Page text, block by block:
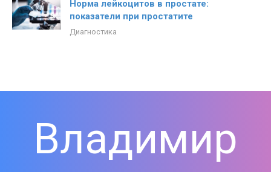
Норма лейкоцитов в простате:
показатели при простатите
Диагностика
Владимир